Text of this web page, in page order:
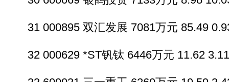
31 000895 双汇发展 7081万元 85.49
32 000629 *ST钒钛 6446万元 11.62